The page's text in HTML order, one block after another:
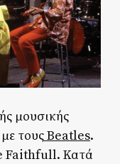
μουσικής
τουςBeatles.
Faithfull. Κατά